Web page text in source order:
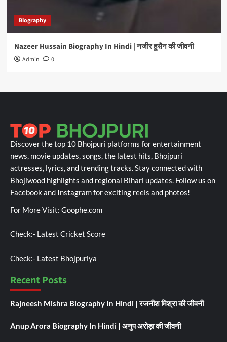
Biography
Nazeer Hussain Biography In Hindi | नजीर हुसैन की जीवनी
Admin 0
Discover the top 10 Bhojpuri platforms for entertainment
news, movie updates, songs, the latest hits, Bhojpuri
actresses, lyrics, and trending tracks. Stay connected with
Bhojiwood highlights and regional Bihari updates. Follow us on
Facebook and Instagram for exciting reels and photos!
For More Visit: Goophe.com
Check:- Latest Cricket Score
Check:- Latest Bhojpuriya
Recent Posts
Rajneesh Mishra Biography In Hindi | रजनीश मिश्रा की जीवनी
Anup Arora Biography In Hindi | अनुप अरोड़ा की जीवनी